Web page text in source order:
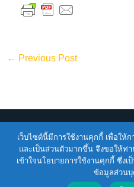
← Previous Post
Copyright © 2026
Terms of Service |
เว็บไซต์นี้มีการใช้งานคุกกี้ เพื่อให้ก
และเป็นส่วนตัวมากขึ้น จึงขอให้ท่
เข้าใจนโยบายการใช้งานคุกกี้ ซึ่ง
ข้อมูลส่วน